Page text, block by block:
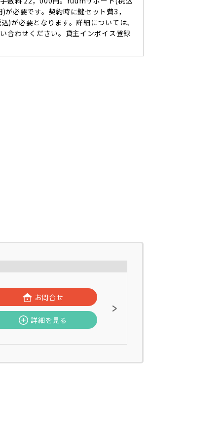
が必要です。契約時に鍵セット費3，
)が必要となります。詳細については、
合わせください。貸主インボイス登録
お問合せ
詳細を見る